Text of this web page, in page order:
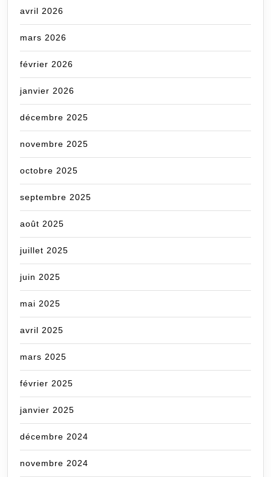
avril 2026
mars 2026
février 2026
janvier 2026
décembre 2025
novembre 2025
octobre 2025
septembre 2025
août 2025
juillet 2025
juin 2025
mai 2025
avril 2025
mars 2025
février 2025
janvier 2025
décembre 2024
novembre 2024